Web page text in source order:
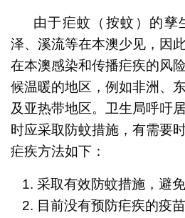
由于疟蚊（按蚊）的孳
泽、溪流等在本澳少见，因
在本澳感染和传播疟疾的风
候温暖的地区，例如非洲、
及亚热带地区。卫生局呼吁
时应采取防蚊措施，有需要
疟疾方法如下：
采取有效防蚊措施，避免
目前没有预防疟疾的疫